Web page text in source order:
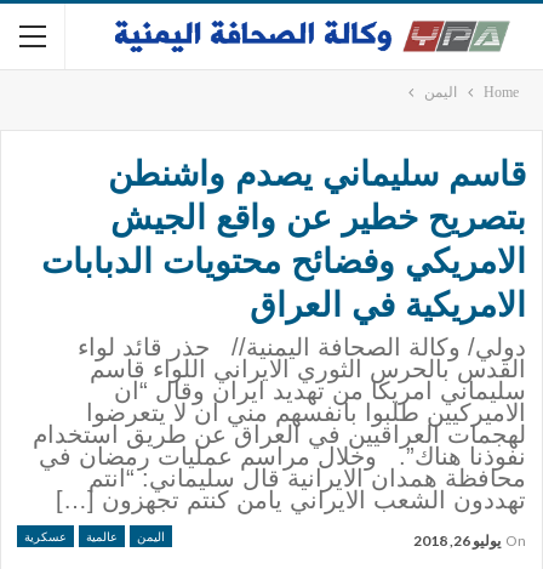
Home اليمن
قاسم سليماني يصدم واشنطن
بتصريح خطير عن واقع الجيش
الامريكي وفضائح محتويات الدبابات
الامريكية في العراق
دولي/ وكالة الصحافة اليمنية// حذر قائد لواء
القدس بالحرس الثوري الايراني اللواء قاسم
سليماني امريكا من تهديد ايران وقال “ان
الاميركيين طلبوا بانفسهم مني ان لا يتعرضوا
لهجمات العراقيين في العراق عن طريق استخدام
نفوذنا هناك”. وخلال مراسم عمليات رمضان في
محافظة همدان الايرانية قال سليماني: “انتم
تهددون الشعب الايراني يامن كنتم تجهزون […]
اليمن عالمية عسكرية On يوليو 26, 2018